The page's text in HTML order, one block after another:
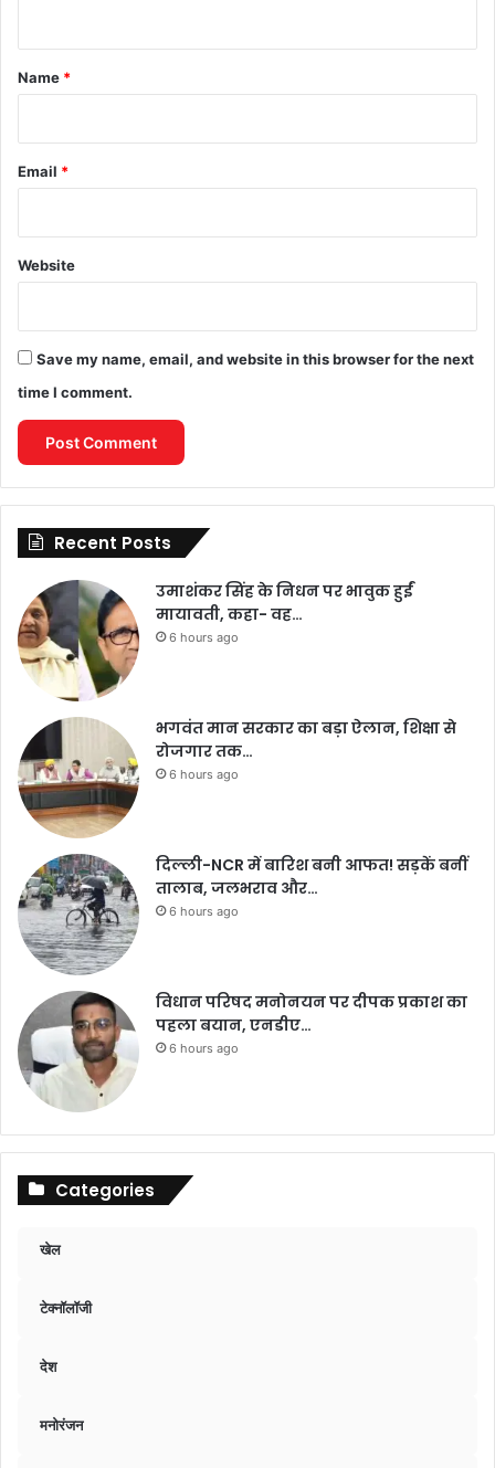
*
Name *
Email *
Website
Save my name, email, and website in this browser for the next
time I comment.
Recent Posts
उमाशंकर सिंह के निधन पर भावुक हुईं
मायावती, कहा- वह…
6 hours ago
भगवंत मान सरकार का बड़ा ऐलान, शिक्षा से
रोजगार तक…
6 hours ago
दिल्ली-NCR में बारिश बनी आफत! सड़कें बनीं
तालाब, जलभराव और…
6 hours ago
विधान परिषद मनोनयन पर दीपक प्रकाश का
पहला बयान, एनडीए…
6 hours ago
Categories
खेल
टेक्नॉलॉजी
देश
मनोरंजन